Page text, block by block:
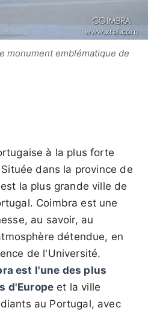
monument emblématique de
à la plus forte
dans la province de
la plus grande ville de
Coimbra est une
au savoir, au
détendue, en
de l'Université.
est l'une des plus
d'Europe et la ville
au Portugal, avec